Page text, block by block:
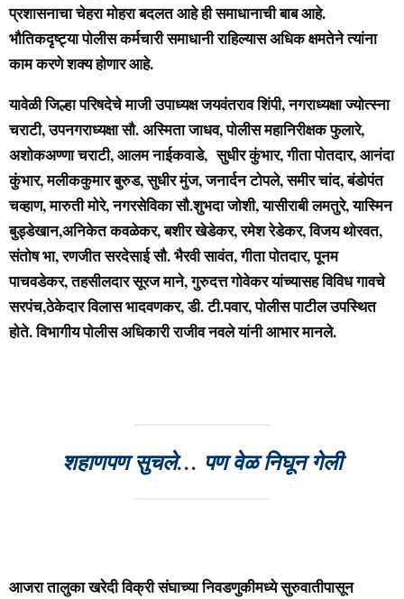
प्रशासनाचा चेहरा मोहरा बदलत आहे ही समाधानाची बाब आहे.
भौतिकदृष्ट्या पोलीस कर्मचारी समाधानी राहिल्यास अधिक क्षमतेने त्यांना
काम करणे शक्य होणार आहे.
यावेळी जिल्हा परिषदेचे माजी उपाध्यक्ष जयवंतराव शिंपी, नगराध्यक्षा ज्योत्स्ना
चराटी, उपनगराध्यक्षा सौ. अस्मिता जाधव, पोलीस महानिरीक्षक फुलारे,
अशोकअण्णा चराटी, आलम नाईकवाडे, सुधीर कुंभार, गीता पोतदार, आनंदा
कुंभार, मलीककुमार बुरुड, सुधीर मुंज, जनार्दन टोपले, समीर चांद, बंडोपंत
चव्हाण, मारुती मोरे, नगरसेविका सौ.शुभदा जोशी, यासीराबी लमतुरे, यास्मिन
बुड्डेखान,अनिकेत कवळेकर, बशीर खेडेकर, रमेश रेडेकर, विजय थोरवत,
संतोष भा, रणजीत सरदेसाई सौ. भैरवी सावंत, गीता पोतदार, पूनम
पाचवडेकर, तहसीलदार सूरज माने, गुरुदत्त गोवेकर यांच्यासह विविध गावचे
सरपंच,ठेकेदार विलास भादवणकर, डी. टी.पवार, पोलीस पाटील उपस्थित
होते. विभागीय पोलीस अधिकारी राजीव नवले यांनी आभार मानले.
शहाणपण सुचले… पण वेळ निघून गेली
आजरा तालुका खरेदी विक्री संघाच्या निवडणुकीमध्ये सुरुवातीपासून